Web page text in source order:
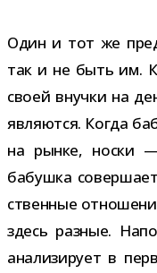
Один и тот же
так и не быть им.
своей внучки на
явля­ются. Когда
на рынке, носки
бабушка
ствен­ные
здесь раз­ные.
ана­ли­зи­рует в